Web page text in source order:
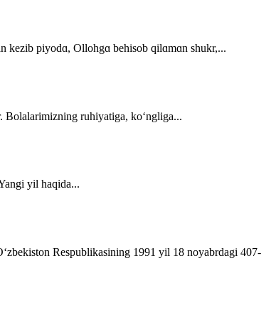
kezib piyodɑ, Ollohgɑ behisob qilɑmɑn shukr,...
Bolalarimizning ruhiyatiga, ko‘ngliga...
yil haqida...
Respublikasining 1991 yil 18 noyabrdagi 407­